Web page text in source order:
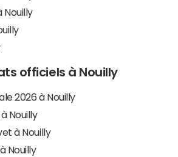
Nouilly
officiels à Nouilly
2026 à Nouilly
Nouilly
à Nouilly
Nouilly